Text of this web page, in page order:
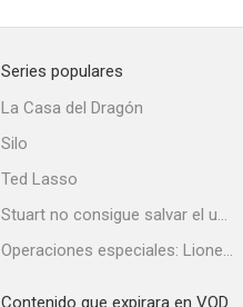
Series populares
La Casa del Dragón
Silo
Ted Lasso
Stuart no consigue salvar el universo
Operaciones especiales: Lioness
Contenido que expirara en VOD